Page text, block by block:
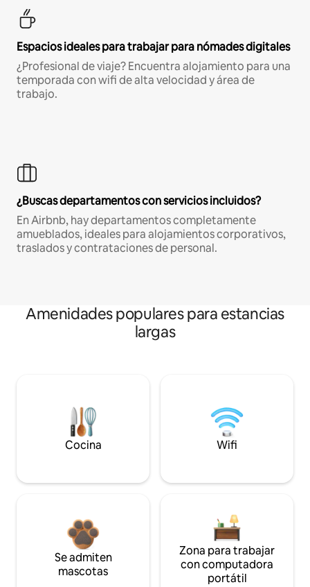
Espacios ideales para trabajar para nómades digitales
¿Profesional de viaje? Encuentra alojamiento para una
temporada con wifi de alta velocidad y área de
trabajo.
¿Buscas departamentos con servicios incluidos?
En Airbnb, hay departamentos completamente
amueblados, ideales para alojamientos corporativos,
traslados y contrataciones de personal.
Amenidades populares para estancias
largas
Cocina Wifi
Se admiten
mascotas
Zona para trabajar
con computadora
portátil